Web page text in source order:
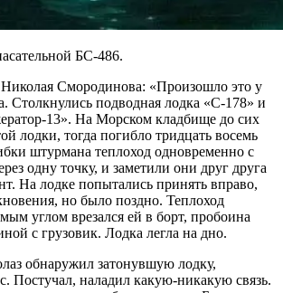
БС-486.
Смородинова: «Произошло это у
Столкнулись подводная лодка «С-178» и
13». На Морском кладбище до сих
лодки, тогда погибло тридцать восемь
штурмана теплоход одновременно с
одну точку, и заметили они друг друга
На лодке попытались принять вправо,
но было поздно. Теплоход
углом врезался ей в борт, пробоина
с грузовик. Лодка легла на дно.
обнаружил затонувшую лодку,
Постучал, наладил какую-никакую связь.